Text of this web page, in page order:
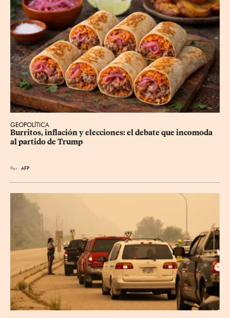
GEOPOLÍTICA
Burritos, inflación y elecciones: el debate que incomoda
al partido de Trump
Por AFP